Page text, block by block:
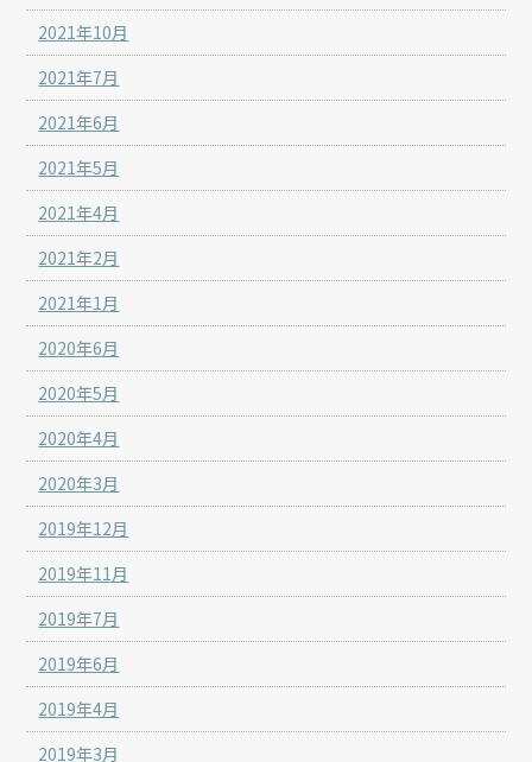
2021年10月
2021年7月
2021年6月
2021年5月
2021年4月
2021年2月
2021年1月
2020年6月
2020年5月
2020年4月
2020年3月
2019年12月
2019年11月
2019年7月
2019年6月
2019年4月
2019年3月